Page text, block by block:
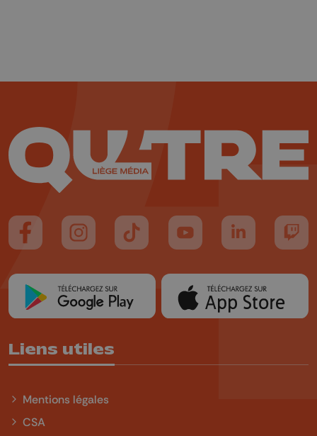
Suivez-nous sur FaceBook
Suivez-nous sur Instagram
Suivez-nous sur TikTok
Suivez-nous sur YouTube
Suivez-nous
Liens utiles
Mentions légales
CSA